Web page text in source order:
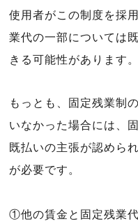
使用者がこの制度を採
業代の一部については
きる可能性があります。
もっとも、固定残業制
いなかった場合には、
既払いの主張が認めら
が必要です。
①他の賃金と固定残業